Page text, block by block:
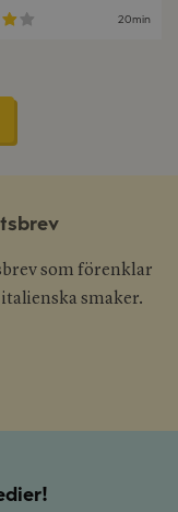
20min
som förenklar
smaker.